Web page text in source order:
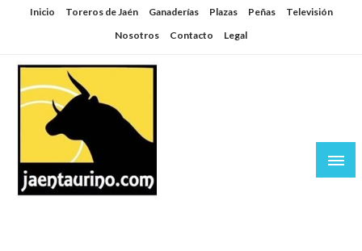
SaltarInicio Toreros de Jaén Ganaderías Plazas Peñas
Televisión
Nosotros
Contacto Legal